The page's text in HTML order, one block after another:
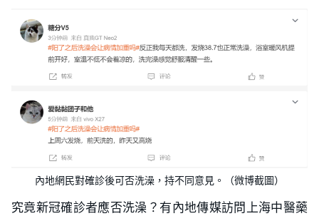
內地網民對確診後可否洗澡，持不同意見。（微博截圖）
究竟新冠確診者應否洗澡？有內地傳媒訪問上海中醫藥